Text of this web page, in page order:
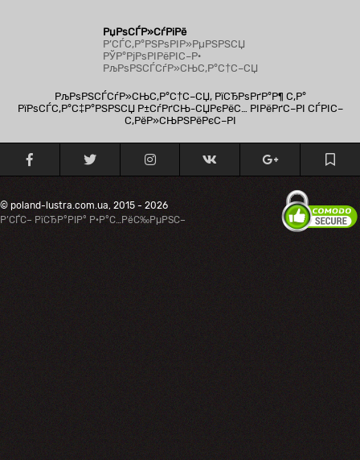
РџРѕСЃР»СѓРіРё
Р’СЃС‚Р°РЅРѕРІР»РµРЅРЅСЏ
РЎР°РјРѕРІРёРІС–Р·
РљРѕРЅСЃСѓР»СЊС‚Р°С†С–СЏ
РљРѕРЅСЃСѓР»СЊС‚Р°С†С–СЏ, РїСЂРѕРґР°Р¶ С‚Р°
РїРѕСЃС‚Р°С‡Р°РЅРЅСЏ Р±СѓРґСЊ-СЏРєРёС… РІРёРґС–РІ СЃРІС–
С‚РёР»СЊРЅРёРєС–РІ
© poland-lustra.com.ua, 2015 - 2026
Р’СЃС– РїСЂР°РІР° Р·Р°С…РёС‰РµРЅС–